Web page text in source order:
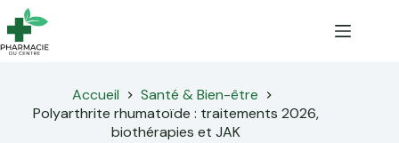
Passer
au
contenu
Accueil
Santé & Bien-être
Polyarthrite rhumatoïde : traitements 2026,
biothérapies et JAK